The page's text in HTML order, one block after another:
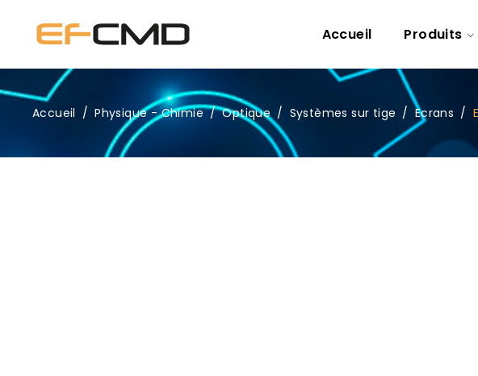
Accueil Produits
Accueil / Physique - Chimie / Optique / Systèmes sur tige / Ecrans /